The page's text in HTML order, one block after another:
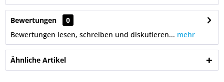
Bewertungen
0
Bewertungen lesen, schreiben und diskutieren... mehr
Ähnliche Artikel